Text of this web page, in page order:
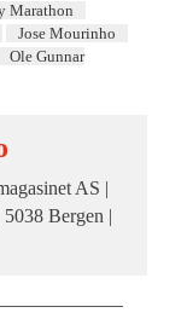
Marathon
Jose Mourinho
Ole Gunnar
AS |
5038 Bergen |